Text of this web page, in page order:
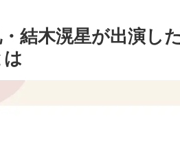
・結木滉星が出演